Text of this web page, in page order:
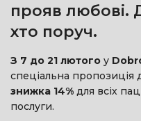
прояв любові.
хто поруч.
З 7 до 21 лютого у
спеціальна пропозиція
знижка 14% для всіх
послуги.